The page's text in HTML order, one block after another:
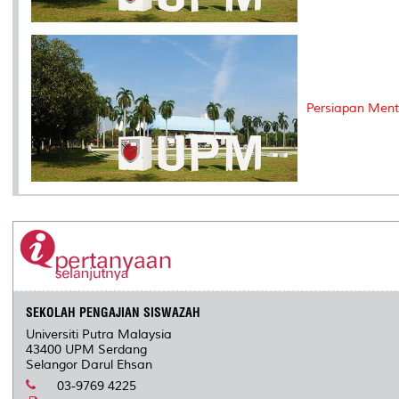
Persiapan
SEKOLAH PENGAJIAN SISWAZAH
Universiti Putra Malaysia
43400 UPM Serdang
Selangor Darul Ehsan
03-9769 4225